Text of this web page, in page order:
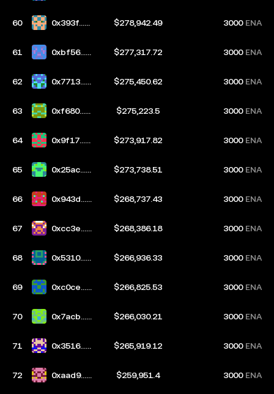
60
0x393f...7
$278,942.49 3000 ENA
61
0xbf56...2
$277,317.72 3000 ENA
62
0x7713...1
$275,450.62 3000 ENA
63
0xf680...e
$275,223.5 3000 ENA
64
0x9f17...3
$273,917.82 3000 ENA
65
0x25ac...0
$273,738.51 3000 ENA
66
0x943d...b
$268,737.43 3000 ENA
67
0xcc3e...c
$268,386.18 3000 ENA
68
0x5310...7
$266,936.33 3000 ENA
69
0xc0ce...a
$266,825.53 3000 ENA
70
0x7acb...1
$266,030.21 3000 ENA
71
0x3516...3
$265,919.12 3000 ENA
72
0xaad9...e
$259,951.4 3000 ENA